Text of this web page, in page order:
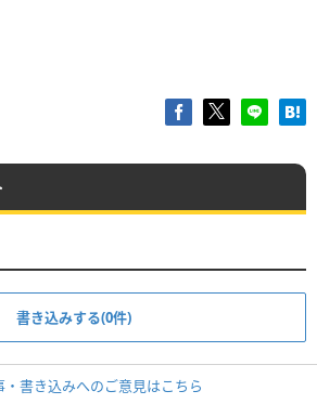
書き込みする(0件)
・書き込みへのご意見はこちら